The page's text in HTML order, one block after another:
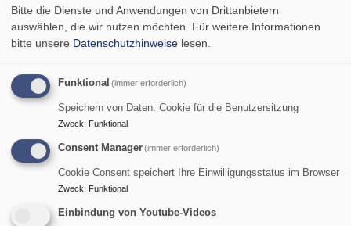
Bitte die Dienste und Anwendungen von Drittanbietern
auswählen, die wir nutzen möchten. Für weitere Informationen
bitte unsere Datenschutzhinweise lesen.
Funktional (immer erforderlich)
Speichern von Daten: Cookie für die Benutzersitzung
Zweck: Funktional
Consent Manager(immer erforderlich)
Cookie Consent speichert Ihre Einwilligungsstatus im Browser
Zweck: Funktional
Einbindung von Youtube-Videos